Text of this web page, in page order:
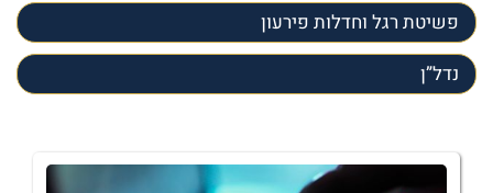
פשיטת רגל וחדלות פירעון
נדל”ן